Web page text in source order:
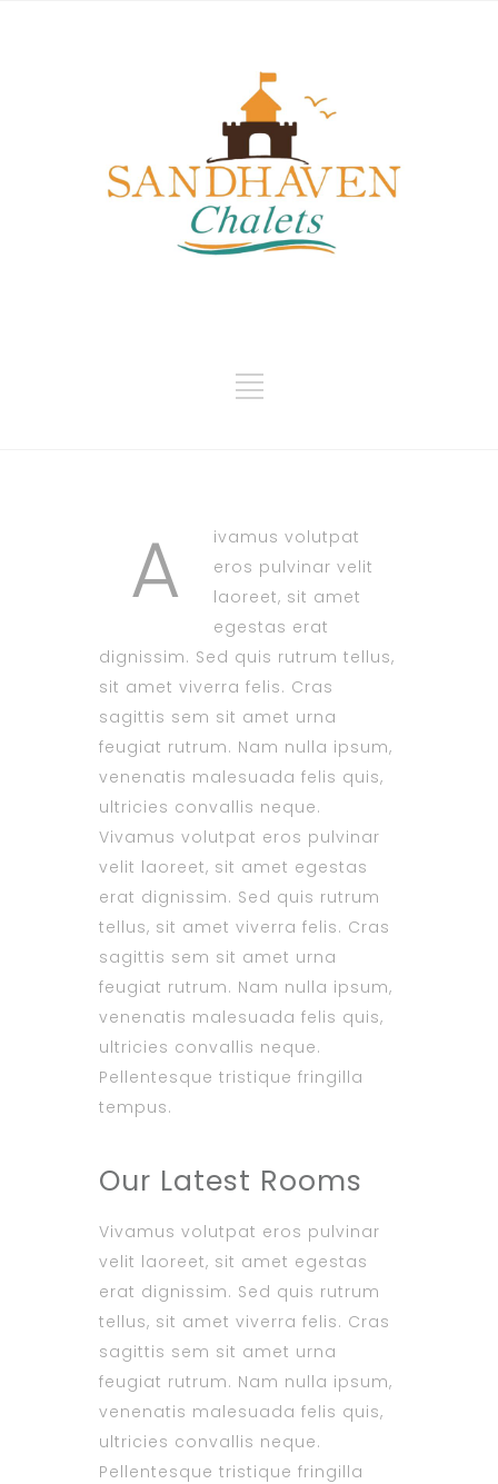
A
ivamus volutpat
eros pulvinar velit
laoreet, sit amet
egestas erat
dignissim. Sed quis rutrum tellus,
sit amet viverra felis. Cras
sagittis sem sit amet urna
feugiat rutrum. Nam nulla ipsum,
venenatis malesuada felis quis,
ultricies convallis neque.
Vivamus volutpat eros pulvinar
velit laoreet, sit amet egestas
erat dignissim. Sed quis rutrum
tellus, sit amet viverra felis. Cras
sagittis sem sit amet urna
feugiat rutrum. Nam nulla ipsum,
venenatis malesuada felis quis,
ultricies convallis neque.
Pellentesque tristique fringilla
tempus.
Our Latest Rooms
Vivamus volutpat eros pulvinar
velit laoreet, sit amet egestas
erat dignissim. Sed quis rutrum
tellus, sit amet viverra felis. Cras
sagittis sem sit amet urna
feugiat rutrum. Nam nulla ipsum,
venenatis malesuada felis quis,
ultricies convallis neque.
Pellentesque tristique fringilla